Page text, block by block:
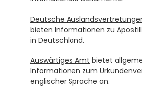
Deutsche
bieten Informationen zu
in Deutschland.
Auswärtiges Amt bietet
Informationen zum
englischer Sprache an.